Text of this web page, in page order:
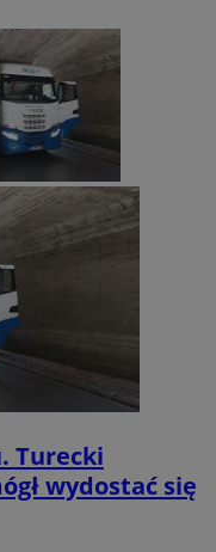
Turecki
wydostać się